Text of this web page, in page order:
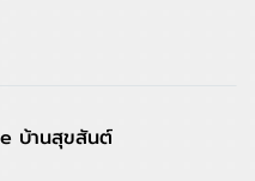
บ้านสุขสันต์